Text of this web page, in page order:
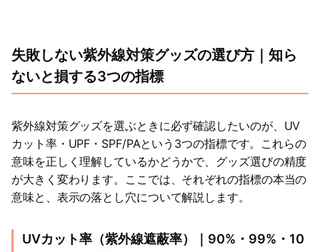
失敗しない紫外線対策グッズの選び方｜知ら
ないと損する3つの指標
紫外線対策グッズを選ぶときに必ず確認したいのが、UV
カット率・UPF・SPF/PAという3つの指標です。これらの
意味を正しく理解しているかどうかで、グッズ選びの精度
が大きく変わります。ここでは、それぞれの指標の本当の
意味と、表示の落とし穴について解説します。
UVカット率（紫外線遮蔽率）｜90%・99%・10